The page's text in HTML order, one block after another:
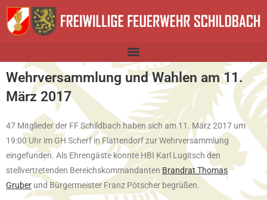
Wehrversammlung und Wahlen am 11.
März 2017
47 Mitglieder der FF Schildbach haben sich am 11. März 2017 um
19:00 Uhr im GH Scherf in Flattendorf zur Wehrversammlung
eingefunden. Als Ehrengäste konnte HBI Karl Lugitsch den
stellvertretenden Bereichskommandanten Brandrat Thomas
Gruber und Bürgermeister Franz Pötscher begrüßen.